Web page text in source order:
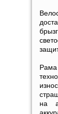
на